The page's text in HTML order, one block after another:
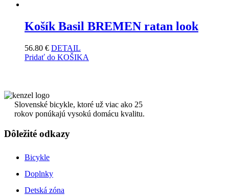
Košík Basil BREMEN ratan look
56.80 € DETAIL
Pridať do KOŠIKA
Slovenské bicykle, ktoré už viac ako 25
rokov ponúkajú vysokú domácu kvalitu.
Dôležité odkazy
Bicykle
Doplnky
Detská zóna